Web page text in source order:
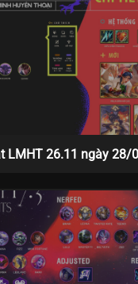
LMHT 26.11 ngày 28/